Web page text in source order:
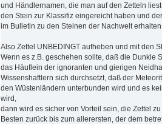
und Händlernamen, die man auf den Zetteln
den Stein zur Klassifiz eingereicht haben und
im Bulletin zu den Steinen der Nachwelt
Also Zettel UNBEDINGT aufheben und mit den
Wenn es z.B. geschehen sollte, daß die Dunkle
das Häuflein der ignoranten und gierigen
Wissenshaftlern sich durchsetzt, daß der
den Wüstenländern unterbunden wird und es
wird,
dann wird es sicher von Vorteil sein, die Zettel
Besten zurück bis zum allerersten, der dem